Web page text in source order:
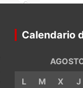
Calendario
L
M X J